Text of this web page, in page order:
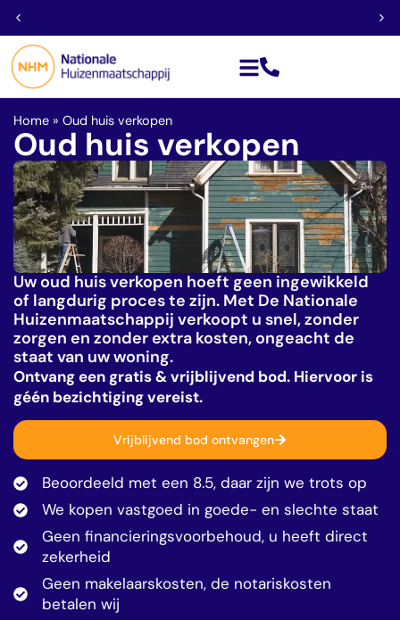
Aankoop van alle
Home » Oud huis verkopen
Oud huis verkopen
Uw oud huis verkopen hoeft geen ingewikkeld
of langdurig proces te zijn. Met De Nationale
Huizenmaatschappij verkoopt u snel, zonder
zorgen en zonder extra kosten, ongeacht de
staat van uw woning.
Ontvang een gratis & vrijblijvend bod. Hiervoor is
géén bezichtiging vereist.
Vrijblijvend bod ontvangen
Beoordeeld met een 8.5, daar zijn we trots op
We kopen vastgoed in goede- en slechte staat
Geen financieringsvoorbehoud, u heeft direct
zekerheid
Geen makelaarskosten, de notariskosten
betalen wij